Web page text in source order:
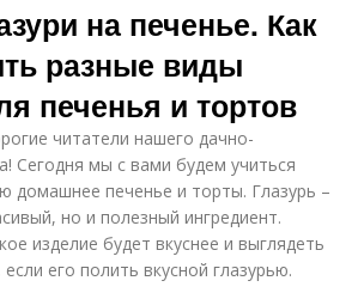
на печенье. Как
разные виды
печенья и тортов
читатели нашего дачно-
Сегодня мы с вами будем учиться
домашнее печенье и торты. Глазурь –
но и полезный ингредиент.
изделие будет вкуснее и выглядеть
его полить вкусной глазурью.